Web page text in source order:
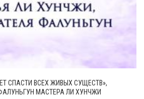
СПАСТИ ВСЕХ ЖИВЫХ СУЩЕСТВ»,
МАСТЕРА ЛИ ХУНЧЖИ